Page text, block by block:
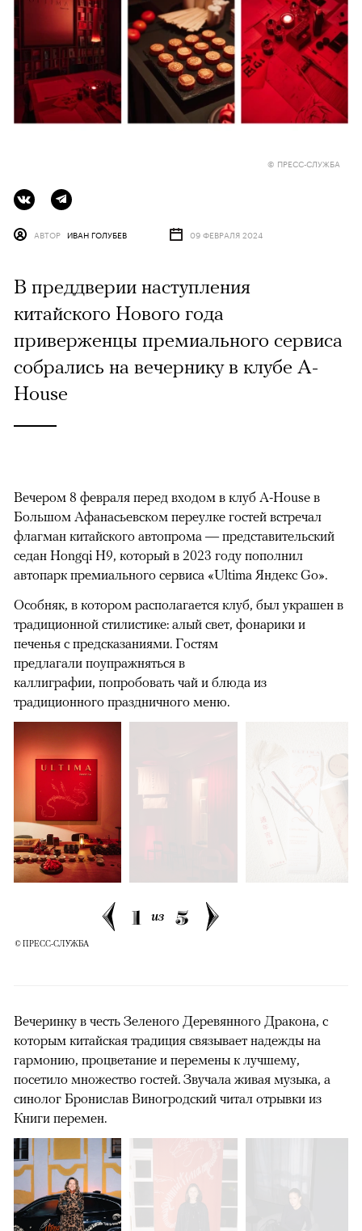
© ПРЕСС-СЛУЖБА
АВТОР ИВАН ГОЛУБЕВ 09 ФЕВРАЛЯ 2024
В преддверии наступления
китайского Нового года
приверженцы премиального сервиса
собрались на вечернику в клубе A-
House
Вечером 8 февраля перед входом в клуб A-House в
Большом Афанасьевском переулке гостей встречал
флагман китайского автопрома — представительский
седан Hongqi H9, который в 2023 году пополнил
автопарк премиального сервиса «Ultima Яндекс Go».
Особняк, в котором располагается клуб, был украшен в
традиционной стилистике: алый свет, фонарики и
печенья с предсказаниями. Гостям
предлагали поупражняться в
каллиграфии, попробовать чай и блюда из
традиционного праздничного меню.
1 из 5
© ПРЕСС-СЛУЖБА
00:00
Вечеринку в честь Зеленого Деревянного Дракона, с
которым китайская традиция связывает надежды на
гармонию, процветание и перемены к лучшему,
посетило множество гостей. Звучала живая музыка, а
синолог Бронислав Виногродский читал отрывки из
Книги перемен.